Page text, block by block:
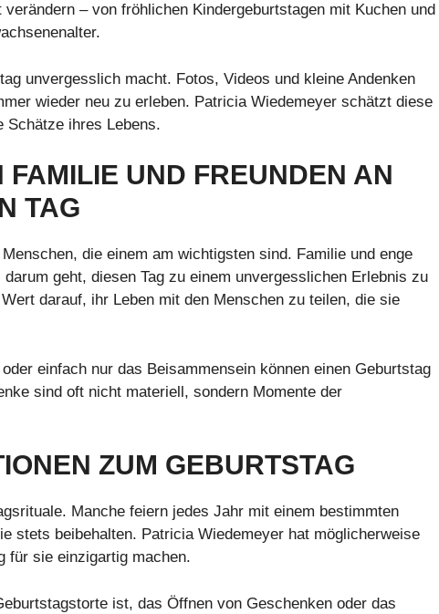
– von fröhlichen Kindergeburtstagen mit Kuchen und
unvergesslich macht. Fotos, Videos und kleine Andenken
wieder neu zu erleben. Patricia Wiedemeyer schätzt diese
Schätze ihres Lebens.
UND FREUNDEN AN
TAG
die einem am wichtigsten sind. Familie und enge
geht, diesen Tag zu einem unvergesslichen Erlebnis zu
darauf, ihr Leben mit den Menschen zu teilen, die sie
einfach nur das Beisammensein können einen Geburtstag
sind oft nicht materiell, sondern Momente der
ZUM GEBURTSTAG
Manche feiern jedes Jahr mit einem bestimmten
stets beibehalten. Patricia Wiedemeyer hat möglicherweise
für sie einzigartig machen.
ist, das Öffnen von Geschenken oder das